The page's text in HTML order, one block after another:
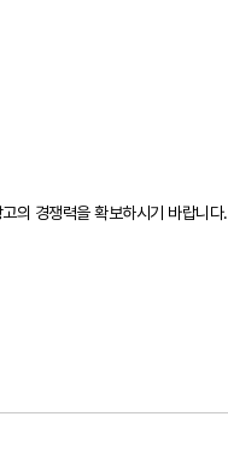
의 경쟁력을 확보하시기 바랍니다.